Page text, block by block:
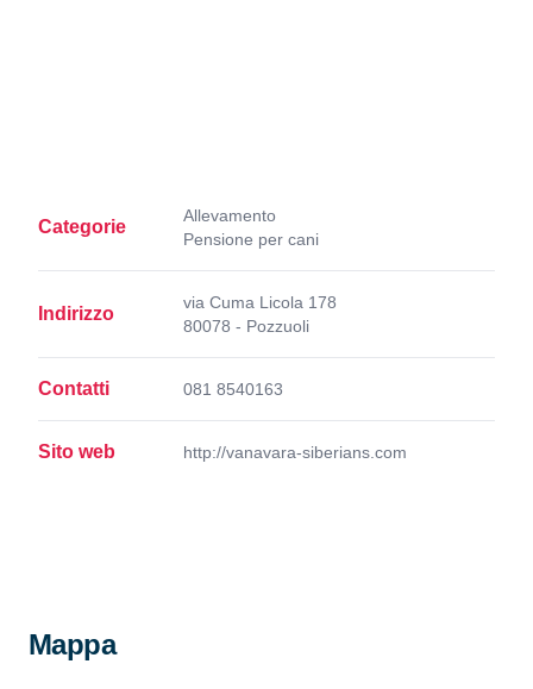
Categorie
Allevamento
Pensione per cani
Indirizzo
via Cuma Licola 178
80078 - Pozzuoli
Contatti 081 8540163
Sito web http://vanavara-siberians.com
Mappa